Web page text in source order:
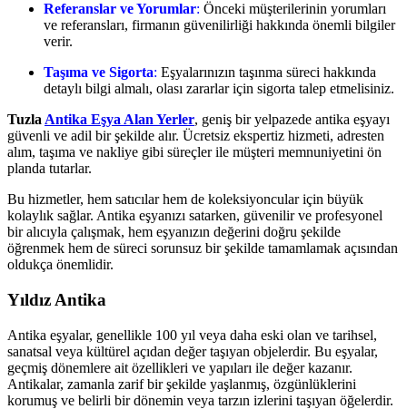
Referanslar ve Yorumlar: Önceki müşterilerinin yorumları
ve referansları, firmanın güvenilirliği hakkında önemli bilgiler
verir.
Taşıma ve Sigorta: Eşyalarınızın taşınma süreci hakkında
detaylı bilgi almalı, olası zararlar için sigorta talep etmelisiniz.
Tuzla Antika Eşya Alan Yerler, geniş bir yelpazede antika eşyayı
güvenli ve adil bir şekilde alır. Ücretsiz ekspertiz hizmeti, adresten
alım, taşıma ve nakliye gibi süreçler ile müşteri memnuniyetini ön
planda tutarlar.
Bu hizmetler, hem satıcılar hem de koleksiyoncular için büyük
kolaylık sağlar. Antika eşyanızı satarken, güvenilir ve profesyonel
bir alıcıyla çalışmak, hem eşyanızın değerini doğru şekilde
öğrenmek hem de süreci sorunsuz bir şekilde tamamlamak açısından
oldukça önemlidir.
Yıldız Antika
Antika eşyalar, genellikle 100 yıl veya daha eski olan ve tarihsel,
sanatsal veya kültürel açıdan değer taşıyan objelerdir. Bu eşyalar,
geçmiş dönemlere ait özellikleri ve yapıları ile değer kazanır.
Antikalar, zamanla zarif bir şekilde yaşlanmış, özgünlüklerini
korumuş ve belirli bir dönemin veya tarzın izlerini taşıyan öğelerdir.